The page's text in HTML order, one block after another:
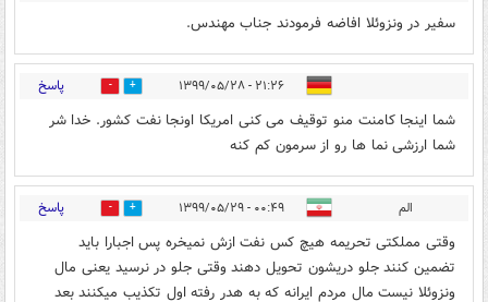
سفیر در ونزوئلا افاضه فرمودند جناب مهندس.
۲۱:۲۶ - ۱۳۹۹/۰۵/۲۸ 1 پاسخ
شما اینجا کامنت منو توقیف می کنی امریکا اونجا نفت کشور. خدا شر
شما ارزشی نما ها رو از سرمون کم کنه
الم ۰۰:۴۹ - ۱۳۹۹/۰۵/۲۹ 1 پاسخ
وقتی مملکتی تحریمه هیچ کس نفت ازش نمیخره پس اجبارا باید
تضمین کنند جلو دریشون تحویل دهند وقتی جلو در نرسید یعنی مال
ونزوئلا نیست مال مردم ایرانه که به هدر رفته اول تکذیب میکنند بعد